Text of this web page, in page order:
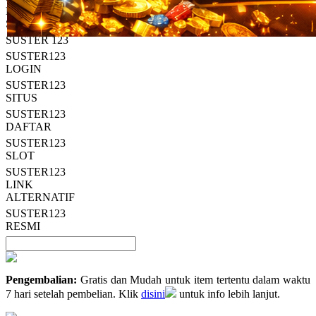
Read
13
Reviews.
Tautan
halaman
yang
sama.
HT OFFICIAL
SUSTER123
SUSTER 123
SUSTER123
LOGIN
SUSTER123
SITUS
SUSTER123
DAFTAR
SUSTER123
SLOT
SUSTER123
LINK
ALTERNATIF
SUSTER123
RESMI
Pengembalian: Gratis dan Mudah untuk item tertentu dalam waktu
7 hari setelah pembelian. Klik disini untuk info lebih lanjut.